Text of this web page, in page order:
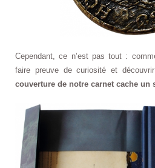
Cependant, ce n’est pas tout :
faire preuve de curiosité et
couverture de notre carnet cache un